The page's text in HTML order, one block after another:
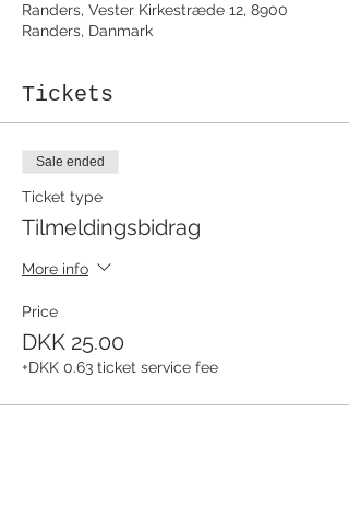
Randers, Vester Kirkestræde 12, 8900
Randers, Danmark
Tickets
Sale ended
Ticket type
Tilmeldingsbidrag
More info
Price
DKK 25.00
+DKK 0.63 ticket service fee